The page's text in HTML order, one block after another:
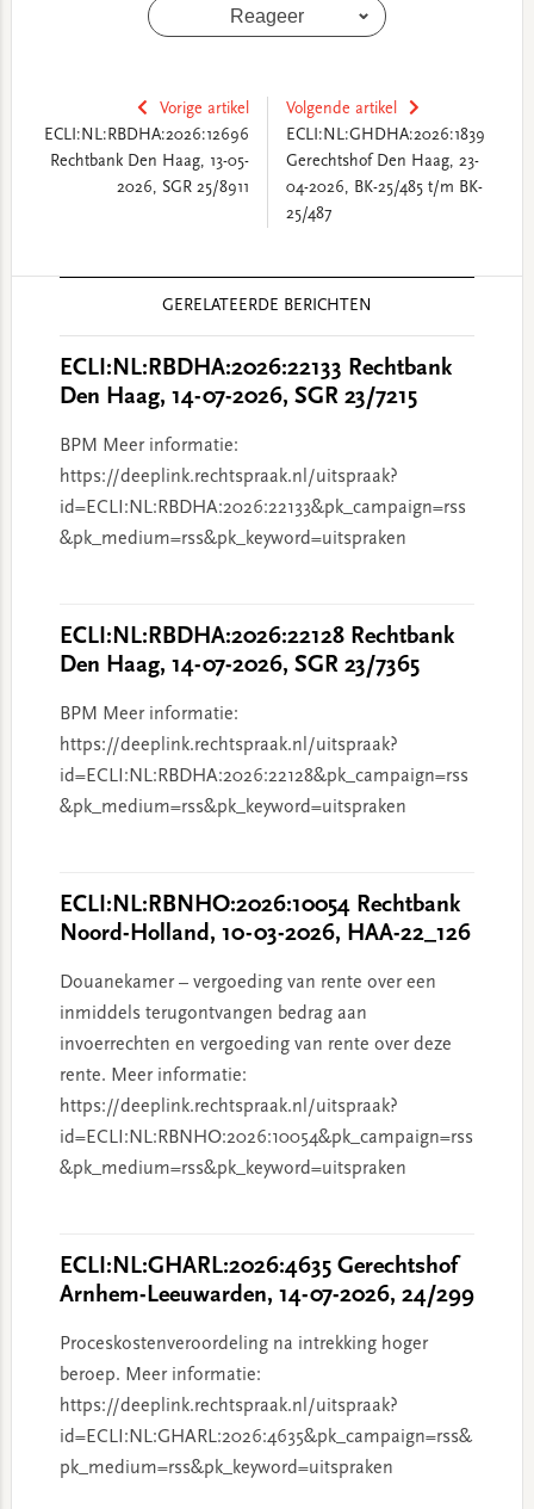
Reageer
Vorige artikel
ECLI:NL:RBDHA:2026:12696
Rechtbank Den Haag, 13-05-
2026, SGR 25/8911
Volgende artikel
ECLI:NL:GHDHA:2026:1839
Gerechtshof Den Haag, 23-
04-2026, BK-25/485 t/m BK-
25/487
GERELATEERDE BERICHTEN
ECLI:NL:RBDHA:2026:22133 Rechtbank
Den Haag, 14-07-2026, SGR 23/7215
BPM Meer informatie:
https://deeplink.rechtspraak.nl/uitspraak?
id=ECLI:NL:RBDHA:2026:22133&pk_campaign=rss
&pk_medium=rss&pk_keyword=uitspraken
ECLI:NL:RBDHA:2026:22128 Rechtbank
Den Haag, 14-07-2026, SGR 23/7365
BPM Meer informatie:
https://deeplink.rechtspraak.nl/uitspraak?
id=ECLI:NL:RBDHA:2026:22128&pk_campaign=rss
&pk_medium=rss&pk_keyword=uitspraken
ECLI:NL:RBNHO:2026:10054 Rechtbank
Noord-Holland, 10-03-2026, HAA-22_126
Douanekamer – vergoeding van rente over een
inmiddels terugontvangen bedrag aan
invoerrechten en vergoeding van rente over deze
rente. Meer informatie:
https://deeplink.rechtspraak.nl/uitspraak?
id=ECLI:NL:RBNHO:2026:10054&pk_campaign=rss
&pk_medium=rss&pk_keyword=uitspraken
ECLI:NL:GHARL:2026:4635 Gerechtshof
Arnhem-Leeuwarden, 14-07-2026, 24/299
Proceskostenveroordeling na intrekking hoger
beroep. Meer informatie:
https://deeplink.rechtspraak.nl/uitspraak?
id=ECLI:NL:GHARL:2026:4635&pk_campaign=rss&
pk_medium=rss&pk_keyword=uitspraken